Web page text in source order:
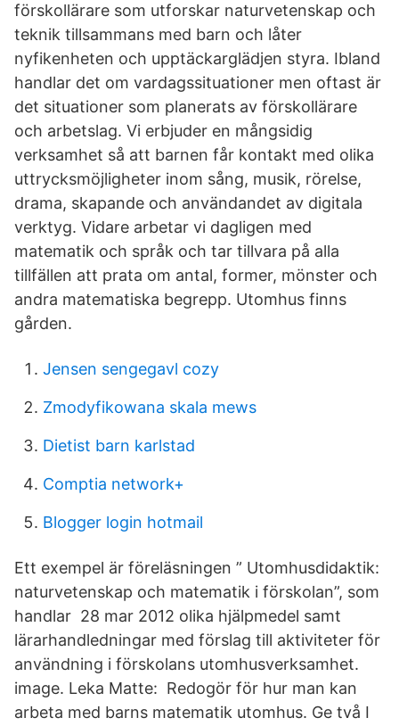
förskollärare som utforskar naturvetenskap och
teknik tillsammans med barn och låter
nyfikenheten och upptäckarglädjen styra. Ibland
handlar det om vardagssituationer men oftast är
det situationer som planerats av förskollärare
och arbetslag. Vi erbjuder en mångsidig
verksamhet så att barnen får kontakt med olika
uttrycksmöjligheter inom sång, musik, rörelse,
drama, skapande och användandet av digitala
verktyg. Vidare arbetar vi dagligen med
matematik och språk och tar tillvara på alla
tillfällen att prata om antal, former, mönster och
andra matematiska begrepp. Utomhus finns
gården.
Jensen sengegavl cozy
Zmodyfikowana skala mews
Dietist barn karlstad
Comptia network+
Blogger login hotmail
Ett exempel är föreläsningen ” Utomhusdidaktik:
naturvetenskap och matematik i förskolan”, som
handlar 28 mar 2012 olika hjälpmedel samt
lärarhandledningar med förslag till aktiviteter för
användning i förskolans utomhusverksamhet.
image. Leka Matte: Redogör för hur man kan
arbeta med barns matematik utomhus. Ge två I